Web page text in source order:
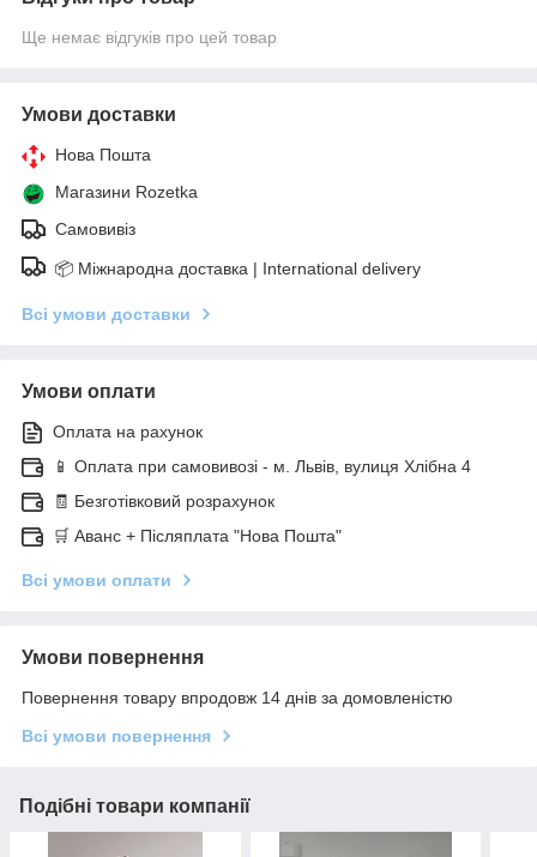
Ще немає відгуків про цей товар
Умови доставки
Нова Пошта
Магазини Rozetka
Самовивіз
📦 Міжнародна доставка | International delivery
Всі умови доставки
Умови оплати
Оплата на рахунок
📱 Оплата при самовивозі - м. Львів, вулиця Хлібна 4
🧾 Безготівковий розрахунок
🛒 Аванс + Післяплата "Нова Пошта"
Всі умови оплати
Умови повернення
Повернення товару впродовж 14 днів за домовленістю
Всі умови повернення
Подібні товари компанії